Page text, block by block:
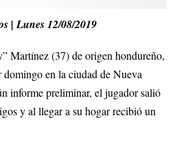
| Lunes 12/08/2019
Martínez (37) de origen hondureño,
en la ciudad de Nueva
informe preliminar, el jugador salió
y al llegar a su hogar recibió un